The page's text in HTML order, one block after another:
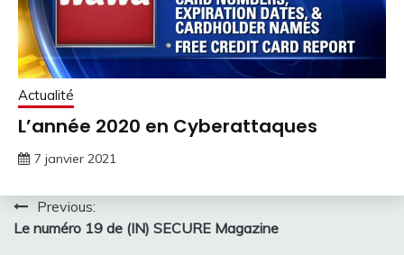
Actualité
L’année 2020 en Cyberattaques
7 janvier 2021
Navigation
de
Previous:
Le numéro 19 de (IN) SECURE Magazine